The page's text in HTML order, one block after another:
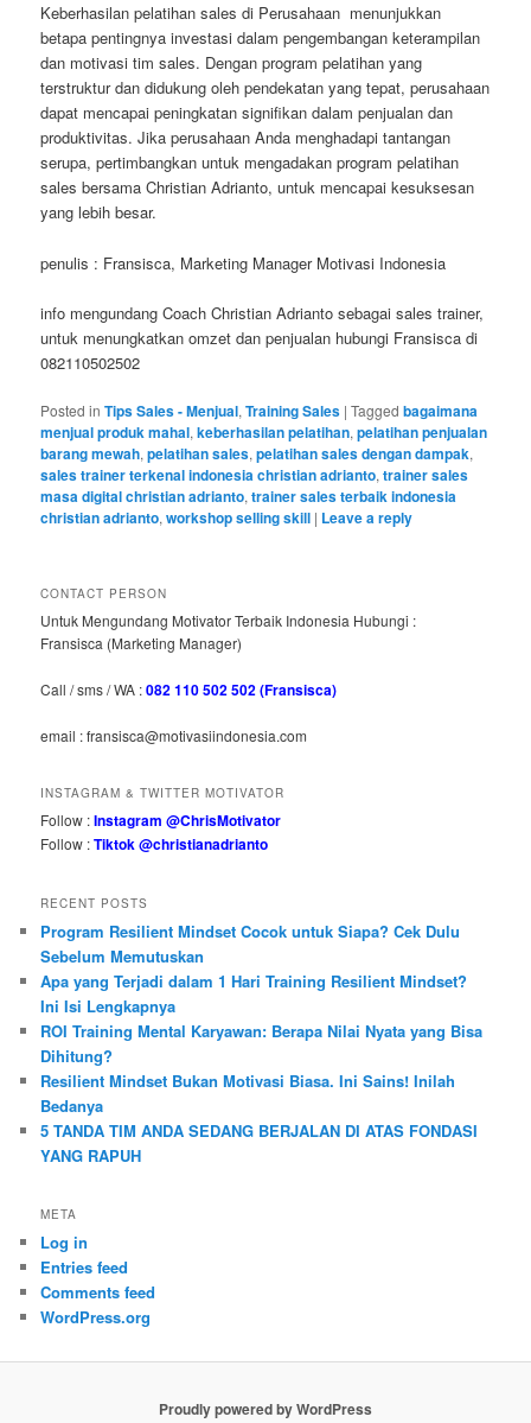
Keberhasilan pelatihan sales di Perusahaan menunjukkan
betapa pentingnya investasi dalam pengembangan keterampilan
dan motivasi tim sales. Dengan program pelatihan yang
terstruktur dan didukung oleh pendekatan yang tepat, perusahaan
dapat mencapai peningkatan signifikan dalam penjualan dan
produktivitas. Jika perusahaan Anda menghadapi tantangan
serupa, pertimbangkan untuk mengadakan program pelatihan
sales bersama Christian Adrianto, untuk mencapai kesuksesan
yang lebih besar.
penulis : Fransisca, Marketing Manager Motivasi Indonesia
info mengundang Coach Christian Adrianto sebagai sales trainer,
untuk menungkatkan omzet dan penjualan hubungi Fransisca di
082110502502
Posted in Tips Sales - Menjual,Training Sales |Tagged bagaimana
menjual produk mahal,keberhasilan pelatihan,pelatihan penjualan
barang mewah,pelatihan sales,pelatihan sales dengan dampak,
sales trainer terkenal indonesia christian adrianto,trainer sales
masa digital christian adrianto,trainer sales terbaik indonesia
christian adrianto,workshop selling skill | Leave a reply
CONTACT PERSON
Untuk Mengundang Motivator Terbaik Indonesia Hubungi :
Fransisca (Marketing Manager)
Call / sms / WA :082 110 502 502 (Fransisca)
email : fransisca@motivasiindonesia.com
INSTAGRAM & TWITTER MOTIVATOR
Follow :Instagram @ChrisMotivator
Follow :Tiktok @christianadrianto
RECENT POSTS
Program Resilient Mindset Cocok untuk Siapa? Cek Dulu
Sebelum Memutuskan
Apa yang Terjadi dalam 1 Hari Training Resilient Mindset?
Ini Isi Lengkapnya
ROI Training Mental Karyawan: Berapa Nilai Nyata yang Bisa
Dihitung?
Resilient Mindset Bukan Motivasi Biasa. Ini Sains! Inilah
Bedanya
5 TANDA TIM ANDA SEDANG BERJALAN DI ATAS FONDASI
YANG RAPUH
META
Log in
Entries feed
Comments feed
WordPress.org
Proudly powered by WordPress